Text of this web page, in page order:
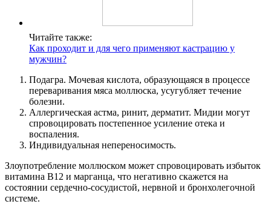
Читайте также:
Как проходит и для чего применяют кастрацию у
мужчин?
Подагра. Мочевая кислота, образующаяся в процессе
переваривания мяса моллюска, усугубляет течение
болезни.
Аллергическая астма, ринит, дерматит. Мидии могут
спровоцировать постепенное усиление отека и
воспаления.
Индивидуальная непереносимость.
Злоупотребление моллюском может спровоцировать избыток
витамина В12 и марганца, что негативно скажется на
состоянии сердечно-сосудистой, нервной и бронхолегочной
системе.